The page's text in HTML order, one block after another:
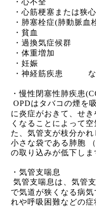
・心不全
・心筋梗塞または狭
・ 肺塞栓症(肺動脈血
・貧血
・過換気症候群
・体重増加
・妊娠
・神経筋疾患 な
・慢性閉塞性肺疾患
OPDはタバコの煙を
に炎症がおきて、せ
くなることによって
た、気管支が枝分か
小さな袋である肺胞
の取り込みが低下しま
・気管支喘息
気管支喘息は、気管
で気道が狭くなる病
れや呼吸困難などの症